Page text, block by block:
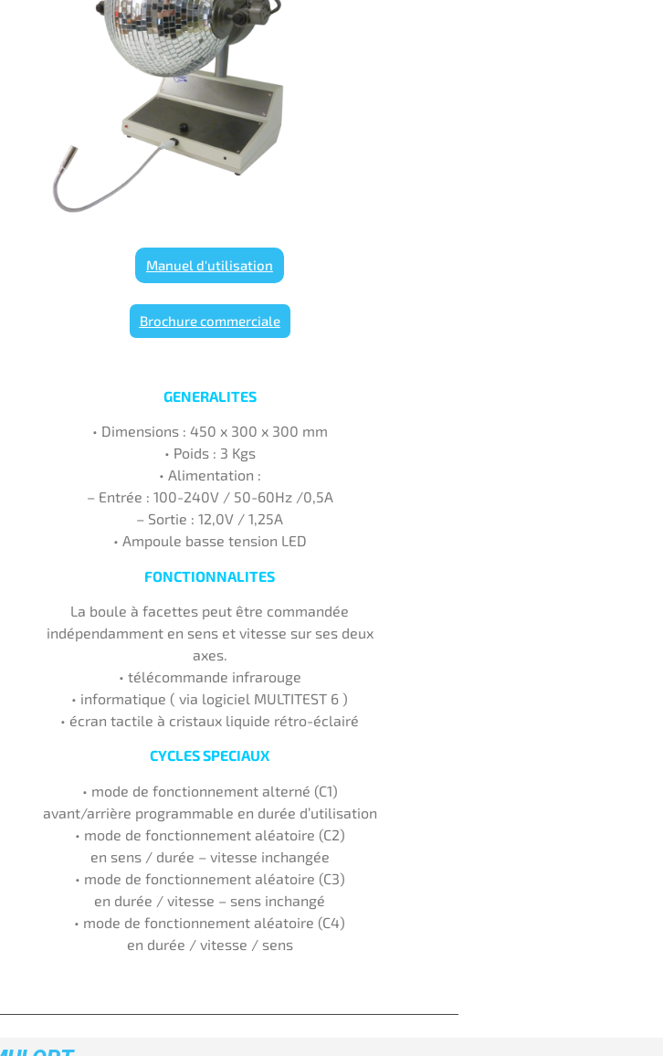
Manuel d'utilisation
Brochure commerciale
GENERALITES
• Dimensions : 450 x 300 x 300 mm
• Poids : 3 Kgs
• Alimentation :
– Entrée : 100-240V / 50-60Hz /0,5A
– Sortie : 12,0V / 1,25A
• Ampoule basse tension LED
FONCTIONNALITES
La boule à facettes peut être commandée
indépendamment en sens et vitesse sur ses deux
axes.
• télécommande infrarouge
• informatique ( via logiciel MULTITEST 6 )
• écran tactile à cristaux liquide rétro-éclairé
CYCLES SPECIAUX
• mode de fonctionnement alterné (C1)
avant/arrière programmable en durée d’utilisation
• mode de fonctionnement aléatoire (C2)
en sens / durée – vitesse inchangée
• mode de fonctionnement aléatoire (C3)
en durée / vitesse – sens inchangé
• mode de fonctionnement aléatoire (C4)
en durée / vitesse / sens